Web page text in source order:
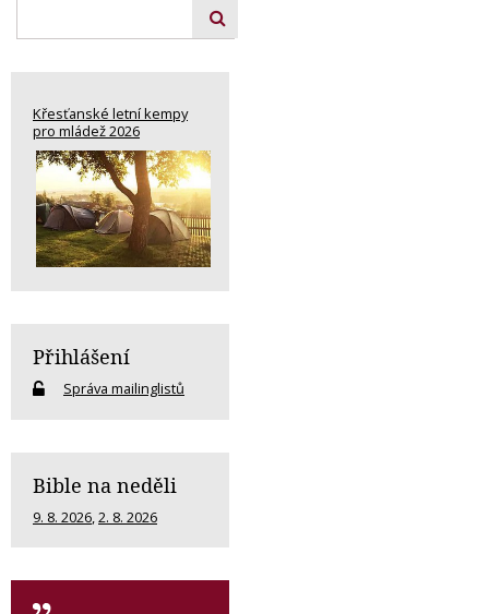
Křesťanské letní kempy
pro mládež 2026
Přihlášení
Správa mailinglistů
Bible na neděli
9. 8. 2026,2. 8. 2026